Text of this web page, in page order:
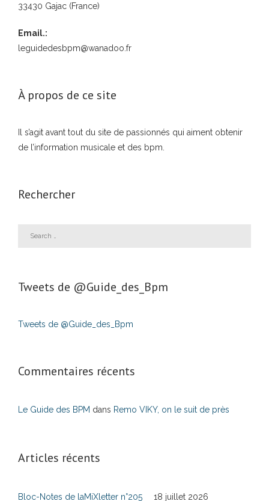
33430 Gajac (France)
Email.:
leguidedesbpm@wanadoo.fr
À propos de ce site
Il s’agit avant tout du site de passionnés qui aiment obtenir
de l’information musicale et des bpm.
Rechercher
Tweets de ‎@Guide_des_Bpm
Tweets de @Guide_des_Bpm
Commentaires récents
Le Guide des BPM dans Remo VIKY, on le suit de près
Articles récents
Bloc-Notes de laMiXletter n°205 18 juillet 2026